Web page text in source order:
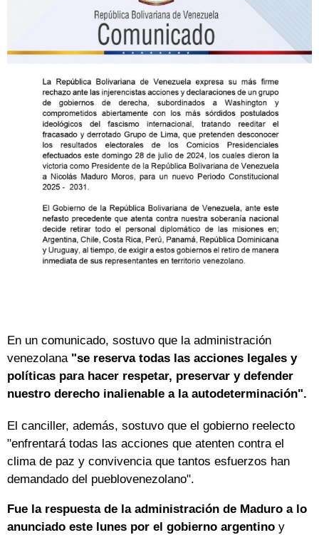
En un comunicado, sostuvo que la administración
venezolana "se reserva todas las acciones legales y
políticas para hacer respetar, preservar y defender
nuestro derecho inalienable a la autodeterminación".
El canciller, además, sostuvo que el gobierno reelecto
"enfrentará todas las acciones que atenten contra el
clima de paz y convivencia que tantos esfuerzos han
demandado del pueblovenezolano".
Fue la respuesta de la administración de Maduro a lo
anunciado este lunes por el gobierno argentino y